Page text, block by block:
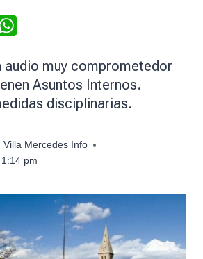
audio muy comprometedor
Asuntos Internos.
disciplinarias.
Villa Mercedes Info
pm